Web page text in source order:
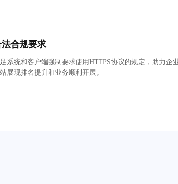
法合规要求
系统和客户端强制要求使用HTTPS协议的规定，助力企
展现排名提升和业务顺利开展。